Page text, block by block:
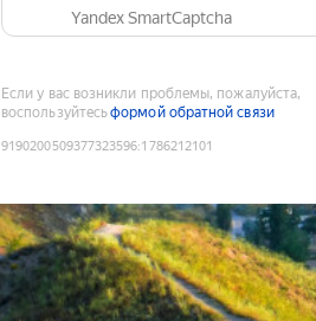
Yandex SmartCaptcha
Если у вас возникли проблемы, пожалуйста,
воспользуйтесьформой обратной связи
9190200509377323596:1786212101